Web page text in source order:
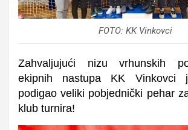
FOTO: KK Vinkovci
Zahvaljujući nizu vrhunskih
ekipnih nastupa KK Vinkovci
podigaoveliki pobjednički pehar
klub turnira!